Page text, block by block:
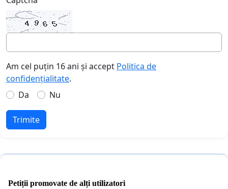
Am cel puțin 16 ani și accept Politica de
confidențialitate.
Da
Nu
Trimite
Petiții promovate de alți utilizatori